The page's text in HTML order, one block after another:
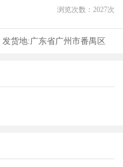
浏览次数： 2027次
发货地:广东省广州市番禺区